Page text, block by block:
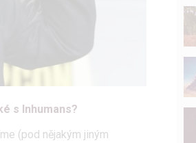
s Inhumans?
(pod nějakým jiným